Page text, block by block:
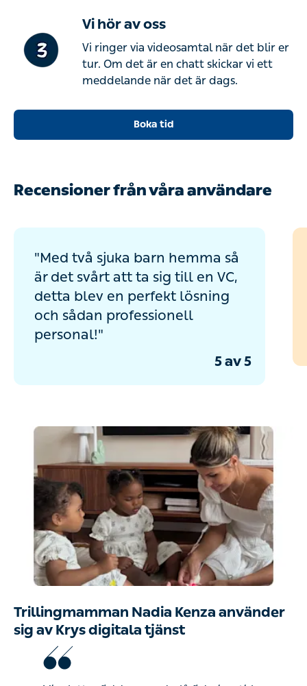
Vi hör av oss
Vi ringer via videosamtal när det blir er
tur. Om det är en chatt skickar vi ett
meddelande när det är dags.
Boka tid
Recensioner från våra användare
"Med två sjuka barn hemma så
är det svårt att ta sig till en VC,
detta blev en perfekt lösning
och sådan professionell
personal!"
5 av 5
Trillingmamman Nadia Kenza använder
sig av Krys digitala tjänst